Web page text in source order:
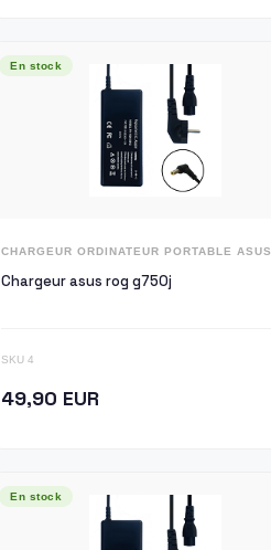
En stock
CHARGEUR ORDINATEUR PORTABLE ASUS
Chargeur asus rog g750j
SKU 4
49,90 EUR
En stock